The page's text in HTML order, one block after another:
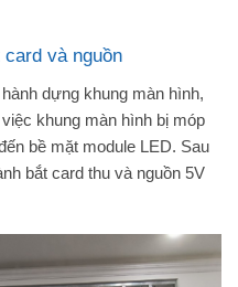
và nguồn
dựng khung màn hình,
khung màn hình bị móp
bề mặt module LED. Sau
bắt card thu và nguồn 5V